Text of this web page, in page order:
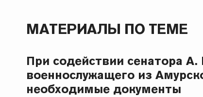
МАТЕРИАЛЫ ПО ТЕМЕ
При содействии сенатора
военнослужащего из
необходимые документы